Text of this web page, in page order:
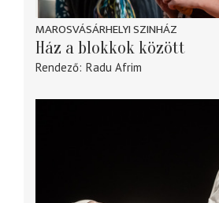
MAROSVÁSÁRHELYI SZINHÁZ
Ház a blokkok között
Rendező Radu Afrim